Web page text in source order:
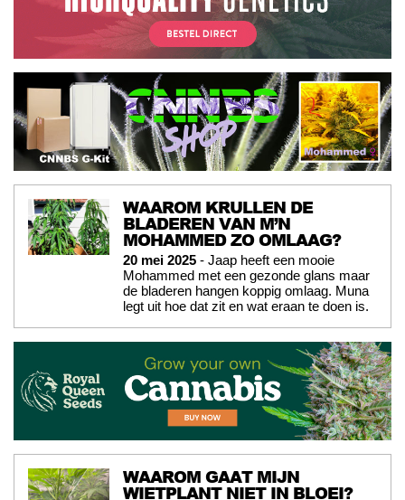
WAAROM KRULLEN DE
BLADEREN VAN M’N
MOHAMMED ZO OMLAAG?
20 mei 2025 - Jaap heeft een mooie
Mohammed met een gezonde glans maar
de bladeren hangen koppig omlaag. Muna
legt uit hoe dat zit en wat eraan te doen is.
WAAROM GAAT MIJN
WIETPLANT NIET IN BLOEI?